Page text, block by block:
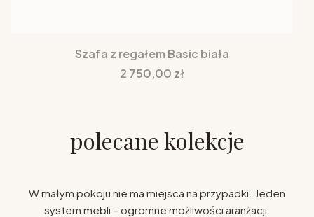
Szafa z regałem Basic biała
Cena
2 750,00 zł
polecane kolekcje
W małym pokoju nie ma miejsca na przypadki. Jeden
system mebli – ogromne możliwości aranżacji.